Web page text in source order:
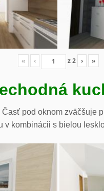
« ‹ z2 › »
pod oknom zväčšuje
v kombinácii s bielou